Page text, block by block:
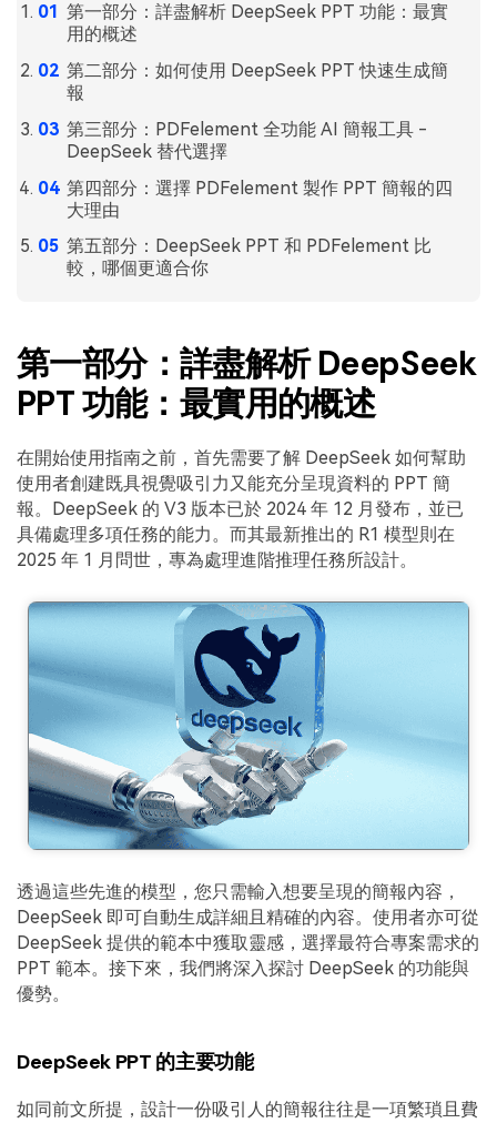
第一部分：詳盡解析 DeepSeek PPT 功能：最實
用的概述
第二部分：如何使用 DeepSeek PPT 快速生成簡
報
第三部分：PDFelement 全功能 AI 簡報工具 -
DeepSeek 替代選擇
第四部分：選擇 PDFelement 製作 PPT 簡報的四
大理由
第五部分：DeepSeek PPT 和 PDFelement 比
較，哪個更適合你
第一部分：詳盡解析 DeepSeek
PPT 功能：最實用的概述
在開始使用指南之前，首先需要了解 DeepSeek 如何幫助
使用者創建既具視覺吸引力又能充分呈現資料的 PPT 簡
報。DeepSeek 的 V3 版本已於 2024 年 12 月發布，並已
具備處理多項任務的能力。而其最新推出的 R1 模型則在
2025 年 1 月問世，專為處理進階推理任務所設計。
透過這些先進的模型，您只需輸入想要呈現的簡報內容，
DeepSeek 即可自動生成詳細且精確的內容。使用者亦可從
DeepSeek 提供的範本中獲取靈感，選擇最符合專案需求的
PPT 範本。接下來，我們將深入探討 DeepSeek 的功能與
優勢。
DeepSeek PPT 的主要功能
如同前文所提，設計一份吸引人的簡報往往是一項繁瑣且費